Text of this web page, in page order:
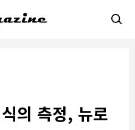
의 측정, 뉴로